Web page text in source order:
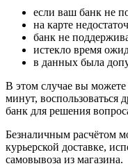
если ваш банк не
на карте
банк не
истекло время
в данных была
В этом случае вы можете
минут, воспользоваться
банк для решения
Безналичным расчётом
курьерской доставке,
самовывоза из магазина.